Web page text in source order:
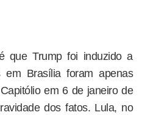
que Trump foi induzido a
em Brasília foram apenas
em 6 de janeiro de
dos fatos. Lula, no